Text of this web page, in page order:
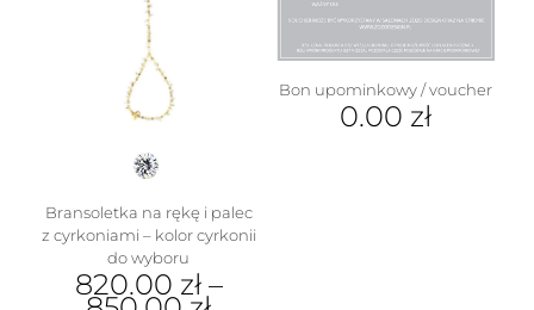
Bransoletka na rękę i palec
z cyrkoniami – kolor cyrkonii
do wyboru
820.00 zł–
Bon upominkowy / voucher
0.00 zł